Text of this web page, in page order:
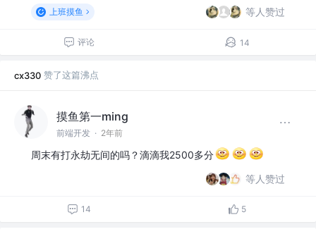
上班摸鱼 等人赞过
评论 14
cx330 赞了这篇沸点
摸鱼第一ming
前端开发 · 2年前
周末有打永劫无间的吗？滴滴我2500多分
等人赞过
14 5